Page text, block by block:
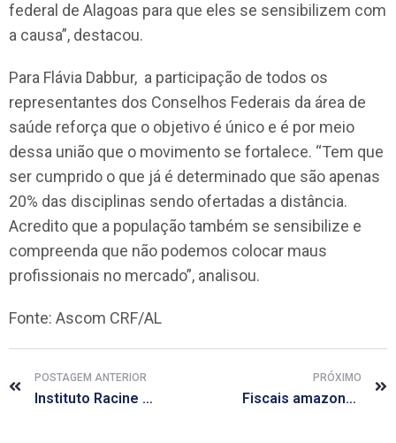
federal de Alagoas para que eles se sensibilizem com
a causa”, destacou.
Para Flávia Dabbur, a participação de todos os
representantes dos Conselhos Federais da área de
saúde reforça que o objetivo é único e é por meio
dessa união que o movimento se fortalece. “Tem que
ser cumprido o que já é determinado que são apenas
20% das disciplinas sendo ofertadas a distância.
Acredito que a população também se sensibilize e
compreenda que não podemos colocar maus
profissionais no mercado”, analisou.
Fonte: Ascom CRF/AL
POSTAGEM ANTERIOR
Instituto Racine sorteia 12 bolsas de estudos
PRÓXIMO
Fiscais amazonenses fazem treinamento de fiscalização eletrônica no CRF/AL